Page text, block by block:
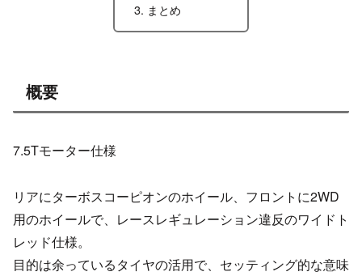
まとめ
概要
7.5Tモーター仕様
リアにターボスコーピオンのホイール、フロントに2WD
用のホイールで、レースレギュレーション違反のワイドト
レッド仕様。
目的は余っているタイヤの活用で、セッティング的な意味